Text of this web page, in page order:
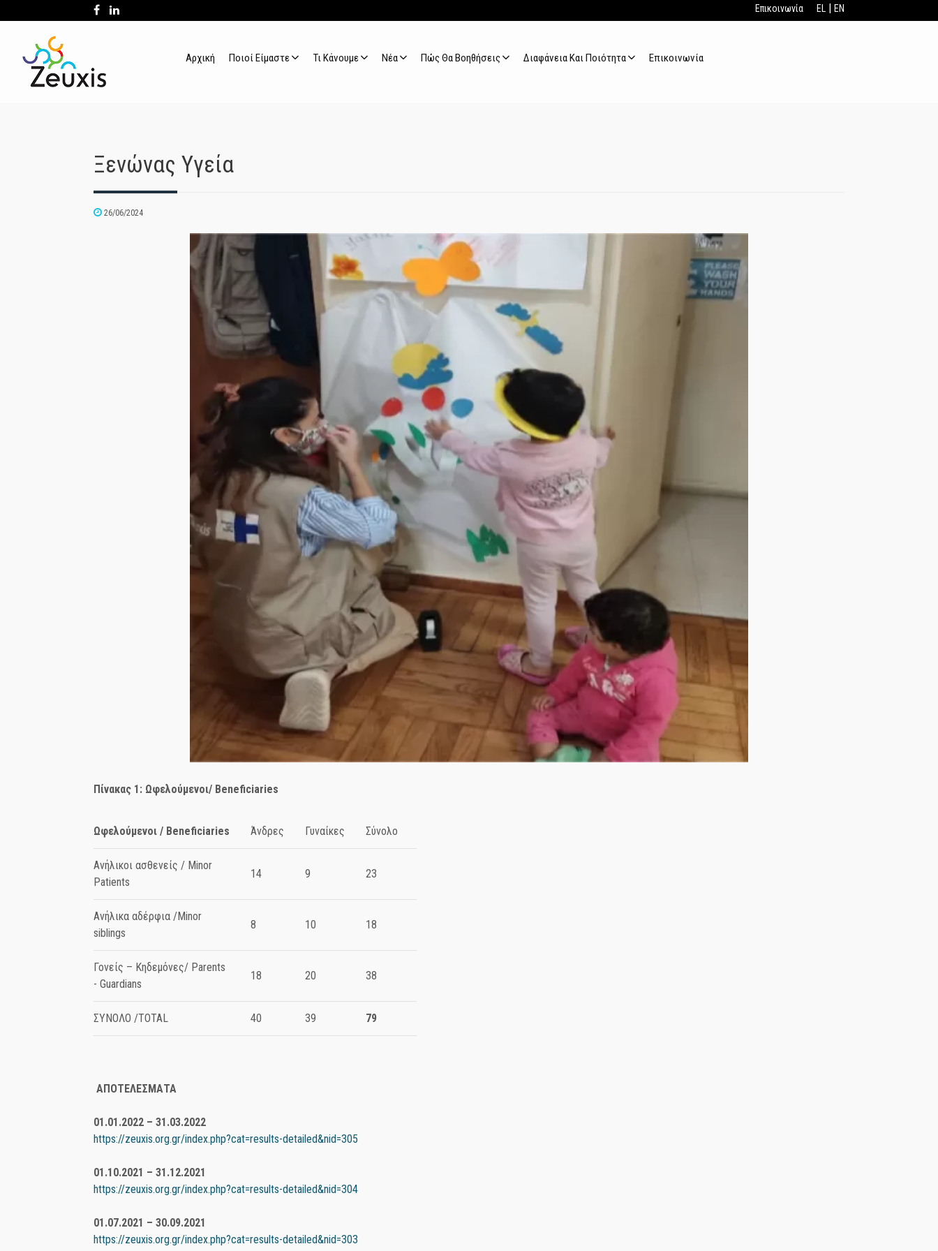
Επικοινωνία EL| EN
Αρχική Ποιοί Είμαστε Τι Κάνουμε Νέα Πώς Θα Βοηθήσεις Διαφάνεια Και Ποιότητα Επικοινωνία
Ξενώνας Υγεία
26/06/2024
Πίνακας 1: Ωφελούμενοι/ Beneficiaries
Ωφελούμενοι/ Beneficiaries Άνδρες Γυναίκες Σύνολο
Ανήλικοι ασθενείς / Minor
Patients
14 9 23
Ανήλικα αδέρφια /Minor
siblings
8 10 18
Γονείς – Κηδεμόνες/ Parents
- Guardians
18 20 38
ΣΥΝΟΛΟ /TOTAL 40 39 79
ΑΠΟΤΕΛΕΣΜΑΤΑ
01.01.2022 – 31.03.2022
https://zeuxis.org.gr/index.php?cat=results-detailed&nid=305
01.10.2021 – 31.12.2021
https://zeuxis.org.gr/index.php?cat=results-detailed&nid=304
01.07.2021 – 30.09.2021
https://zeuxis.org.gr/index.php?cat=results-detailed&nid=303